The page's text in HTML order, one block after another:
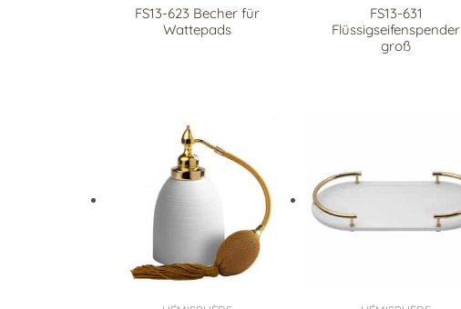
FS13-623 Becher für
Wattepads
FS13-631
Flüssigseifenspender
groß